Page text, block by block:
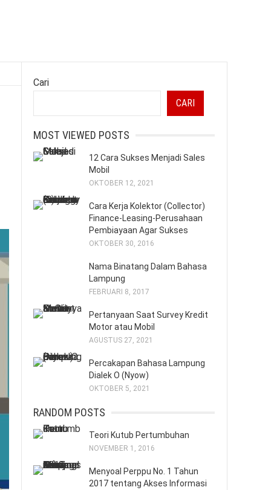
Cari
CARI
MOST VIEWED POSTS
12 Cara Sukses Menjadi Sales
Mobil
OKTOBER 12, 2021
Cara Kerja Kolektor (Collector)
Finance-Leasing-Perusahaan
Pembiayaan Agar Sukses
OKTOBER 30, 2016
Nama Binatang Dalam Bahasa
Lampung
FEBRUARI 8, 2017
Pertanyaan Saat Survey Kredit
Motor atau Mobil
AGUSTUS 27, 2021
Percakapan Bahasa Lampung
Dialek O (Nyow)
OKTOBER 5, 2021
RANDOM POSTS
Teori Kutub Pertumbuhan
NOVEMBER 1, 2016
Menyoal Perppu No. 1 Tahun
2017 tentang Akses Informasi